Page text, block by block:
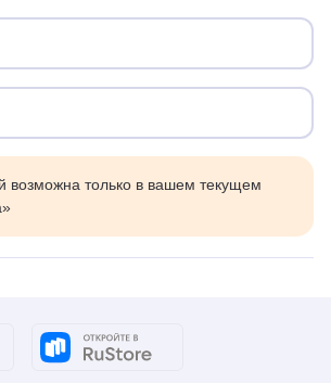
возможна только в вашем текущем